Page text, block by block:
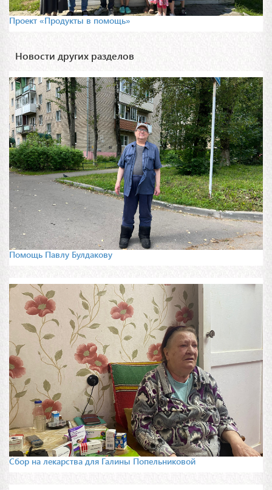
Проект «Продукты в помощь»
Новости других разделов
Помощь Павлу Булдакову
Сбор на лекарства для Галины Попельниковой